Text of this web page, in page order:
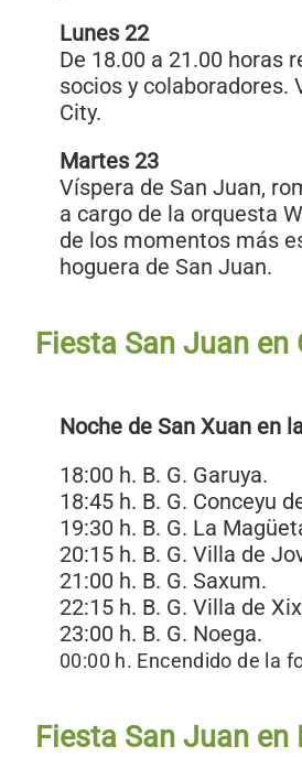
Lunes 22
De 18.00 a 21.00 horas
socios y colaboradores.
City.
Martes 23
Víspera de San Juan,
a cargo de la orquesta
de los momentos más
hoguera de San Juan.
Fiesta San Juan en
Noche de San Xuan en
18:00 h. B. G. Garuya.
18:45 h. B. G. Conceyu
19:30 h. B. G. La
20:15 h. B. G. Villa de
21:00 h. B. G. Saxum.
22:15 h. B. G. Villa de
23:00 h. B. G. Noega.
00:00 h. Encendido de la
Fiesta San Juan